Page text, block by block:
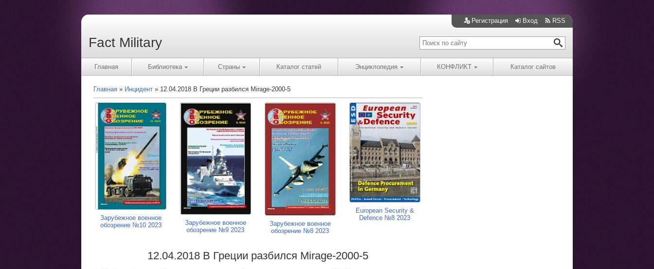
Регистрация Вход RSS
Fact Military
Главная Библиотека Страны Каталог статей Энциклопедия КОНФЛИКТ Каталог сайтов
Главная Инцидент 12.04.2018 В Греции разбился Mirage-2000-5
Зарубежное военное
обозрение №10 2023
Зарубежное военное
обозрение №9 2023
Зарубежное военное
обозрение №8 2023
European Security &
Defence №8 2023
12.04.2018 В Греции разбился Mirage-2000-5